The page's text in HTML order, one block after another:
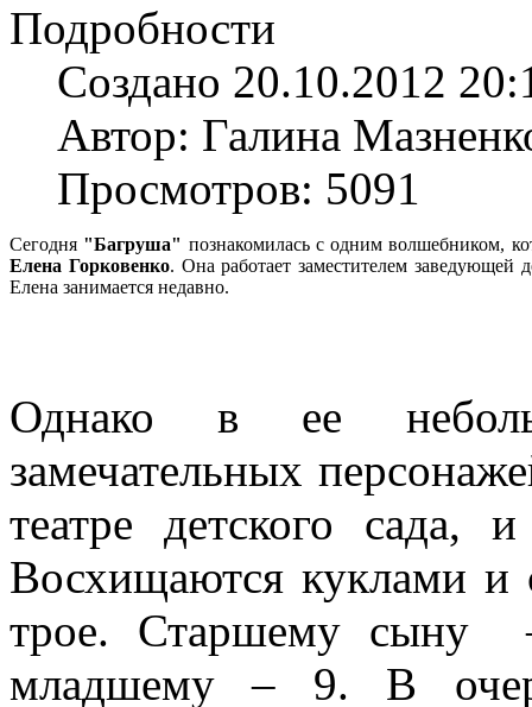
Подробности
Создано 20.10.2012
Автор: Галина
Просмотров: 5091
Сегодня "Багруша" познакомилась с одним волшебником,
Елена Горковенко. Она работает заместителем заведующей
Елена занимается недавно.
Однако в ее
замечательных
театре детского
Восхищаются куклами и
трое. Старшему сыну
младшему – 9. В